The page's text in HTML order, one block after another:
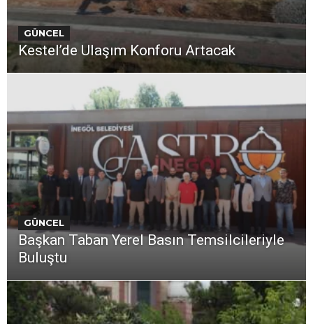
GÜNCEL
Kestel’de Ulaşım Konforu Artacak
GÜNCEL
Başkan Taban Yerel Basın Temsilcileriyle
Buluştu